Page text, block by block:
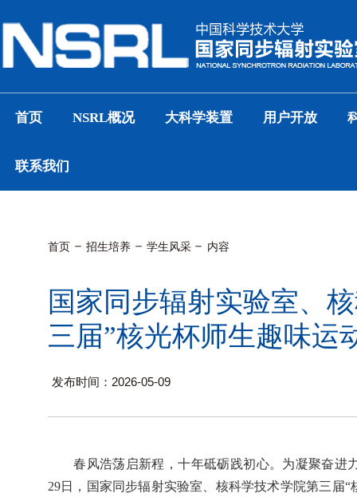
首页 NSRL概况 大科学装置 用户开放
联系我们
首页 招生培养 学生风采 内容
国家同步辐射实验室、
三届”核光杯师生趣味运
发布时间：2026-05-09
春风浩荡启新程，十年砥砺践初心。为凝聚奋进
29日，国家同步辐射实验室、核科学技术学院第三届